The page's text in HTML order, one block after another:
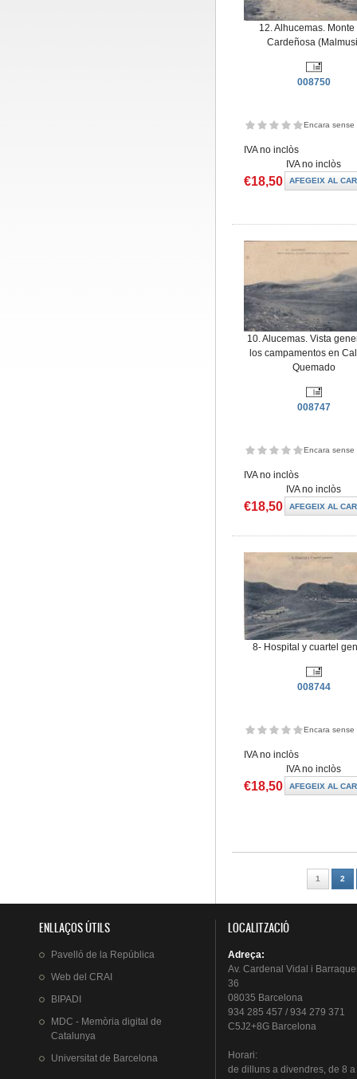
12. Alhucemas. Monte
Cardeñosa
008750
Encara sense
IVA no inclòs
IVA no inclòs
€18,50
10. Alucemas. Vista
los campamentos en
Quemado
008747
Encara sense
IVA no inclòs
IVA no inclòs
€18,50
8- Hospital y cuartel
008744
Encara sense
IVA no inclòs
IVA no inclòs
€18,50
1 2
ENLLAÇOS ÚTILS
Pavelló de la República
Web del CRAI
BIPADI
MDC - Memòria digital de
Catalunya
Universitat de Barcelona
LOCALITZACIÓ
Adreça:
Av. Cardenal Vidal i
36
08035 Barcelona
934 285 457 / 934 279 371
C5J2+8G Barcelona
Horari:
de dillunsa divendres, de 8